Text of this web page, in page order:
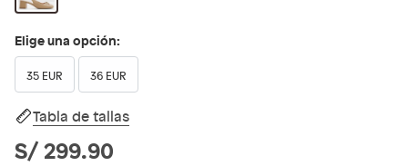
Elige una opción:
35 EUR 36 EUR
Tabla de tallas
S/ 299.90